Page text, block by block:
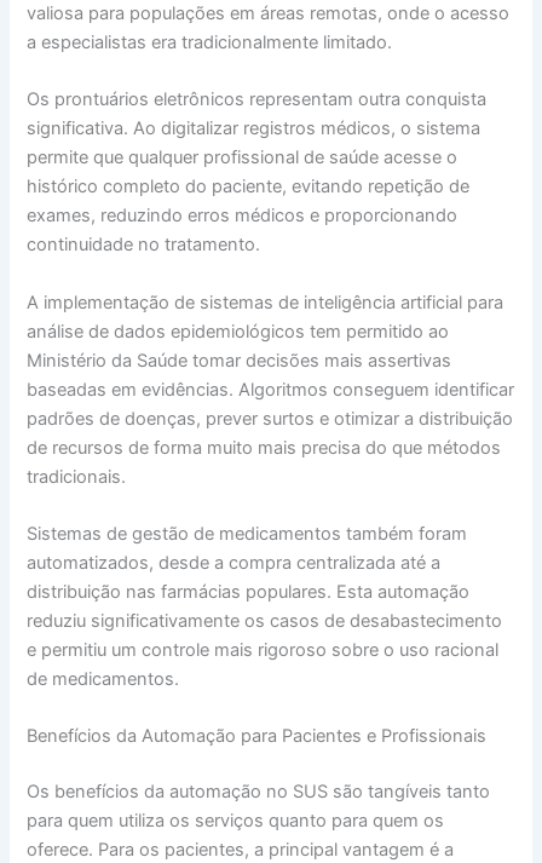
valiosa para populações em áreas remotas, onde o acesso
a especialistas era tradicionalmente limitado.
Os prontuários eletrônicos representam outra conquista
significativa. Ao digitalizar registros médicos, o sistema
permite que qualquer profissional de saúde acesse o
histórico completo do paciente, evitando repetição de
exames, reduzindo erros médicos e proporcionando
continuidade no tratamento.
A implementação de sistemas de inteligência artificial para
análise de dados epidemiológicos tem permitido ao
Ministério da Saúde tomar decisões mais assertivas
baseadas em evidências. Algoritmos conseguem identificar
padrões de doenças, prever surtos e otimizar a distribuição
de recursos de forma muito mais precisa do que métodos
tradicionais.
Sistemas de gestão de medicamentos também foram
automatizados, desde a compra centralizada até a
distribuição nas farmácias populares. Esta automação
reduziu significativamente os casos de desabastecimento
e permitiu um controle mais rigoroso sobre o uso racional
de medicamentos.
Benefícios da Automação para Pacientes e Profissionais
Os benefícios da automação no SUS são tangíveis tanto
para quem utiliza os serviços quanto para quem os
oferece. Para os pacientes, a principal vantagem é a